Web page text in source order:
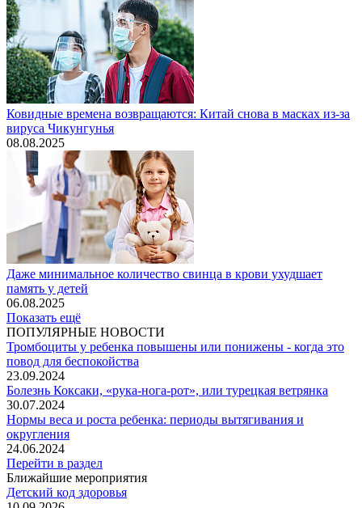
Ковидные времена возвращаются: Китай снова в масках из-за
вируса Чикунгунья
08.08.2025
Даже минимальное количество свинца в крови ухудшает
память у детей
06.08.2025
Показать ещё
ПОПУЛЯРНЫЕ НОВОСТИ
Тромбоциты у ребенка повышены или понижены - когда это
повод для беспокойства
23.09.2024
Болезнь Коксаки, «рука-нога-рот», или турецкая ветрянка
30.07.2024
Нормы веса и роста ребенка: периоды вытягивания и
округления
24.06.2024
Перейти в раздел
Ближайшие мероприятия
Детский код здоровья